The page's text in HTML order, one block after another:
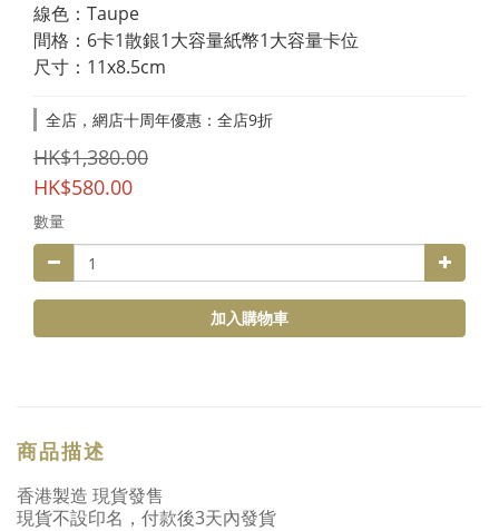
線色：Taupe
間格：6卡1散銀1大容量紙幣1大容量卡位
尺寸：11x8.5cm
全店，網店十周年優惠：全店9折
HK$1,380.00
HK$580.00
數量
加入購物車
商品描述
香港製造 現貨發售
現貨不設印名，付款後3天內發貨